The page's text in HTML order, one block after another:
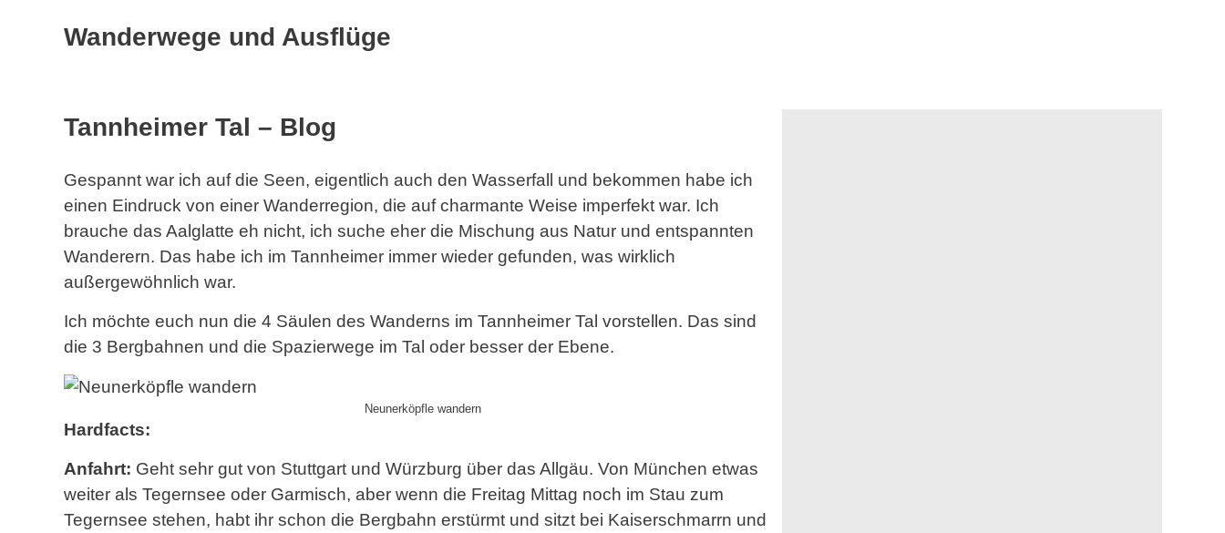
Wanderwege und Ausflüge
Tannheimer Tal – Blog
Gespannt war ich auf die Seen, eigentlich auch den Wasserfall und bekommen habe ich
einen Eindruck von einer Wanderregion, die auf charmante Weise imperfekt war. Ich
brauche das Aalglatte eh nicht, ich suche eher die Mischung aus Natur und entspannten
Wanderern. Das habe ich im Tannheimer immer wieder gefunden, was wirklich
außergewöhnlich war.
Ich möchte euch nun die 4 Säulen des Wanderns im Tannheimer Tal vorstellen. Das sind
die 3 Bergbahnen und die Spazierwege im Tal oder besser der Ebene.
Neunerköpfle wandern
Hardfacts:
Anfahrt: Geht sehr gut von Stuttgart und Würzburg über das Allgäu. Von München etwas
weiter als Tegernsee oder Garmisch, aber wenn die Freitag Mittag noch im Stau zum
Tegernsee stehen, habt ihr schon die Bergbahn erstürmt und sitzt bei Kaiserschmarrn und